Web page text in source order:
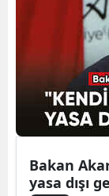
Bakan
yasa dışı